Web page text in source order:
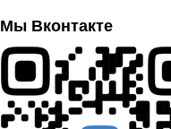
Мы Вконтакте